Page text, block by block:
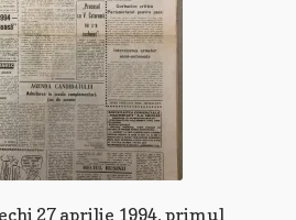
27 aprilie 1994, primul